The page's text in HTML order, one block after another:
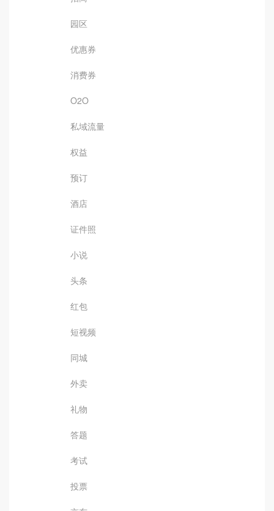
园区
优惠券
消费券
O2O
私域流量
权益
预订
酒店
证件照
小说
头条
红包
短视频
同城
外卖
礼物
答题
考试
投票